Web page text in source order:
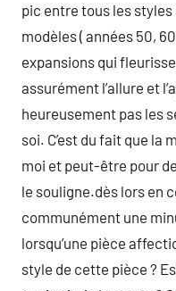
pic entre tous les
modèles ( années 50,
expansions qui
assurément l’allure et
heureusement pas les
soi. C’est du fait que la
moi et peut-être pour
le souligne.dès lors en
communément une
lorsqu’une pièce
style de cette pièce ?